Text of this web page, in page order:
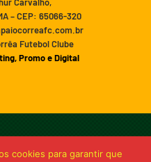
– CEP: 65066-320
Futebol Clube
Promo e Digital
cookies para garantir que